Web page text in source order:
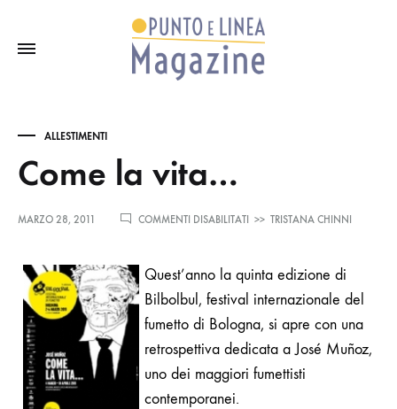
ALLESTIMENTI
Come la vita…
MARZO 28, 2011 COMMENTI DISABILITATI
SU
VITA…
>> TRISTANA CHINNI
Quest’anno la quinta edizione di
Bilbolbul, festival internazionale del
fumetto di Bologna, si apre con una
retrospettiva dedicata a José Muñoz,
uno dei maggiori fumettisti
contemporanei.